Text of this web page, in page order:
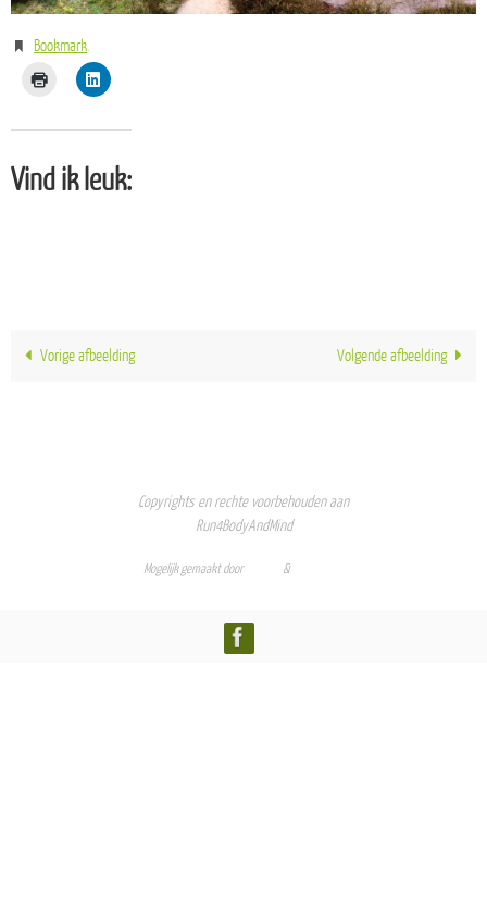
Bookmark.
Vind ik leuk:
Vorige afbeelding Volgende afbeelding
Copyrights en rechte voorbehouden aan
Run4BodyAndMind
Mogelijk gemaakt door &